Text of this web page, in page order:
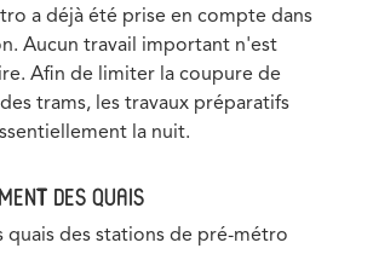
a déjà été prise en compte dans
Aucun travail important n'est
Afin de limiter la coupure de
trams, les travaux préparatifs
la nuit.
DES QUAIS
quais des stations de pré-métro